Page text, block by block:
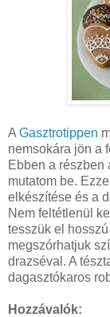
A Gasztrotippen
nemsokára jön a
Ebben a részben
mutatom be.
elkészítése és a
Nem feltétlenül
tesszük el
megszórhatjuk
drazséval. A
dagasztókaros
Hozzávalók: